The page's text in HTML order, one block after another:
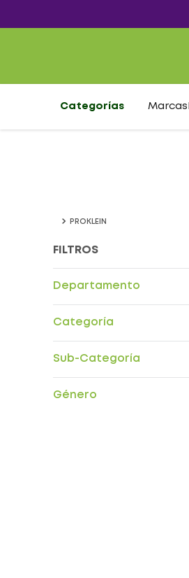
Categorías Marcas
PROKLEIN
FILTROS
Departamento
Categoría
Sub-Categoría
Género